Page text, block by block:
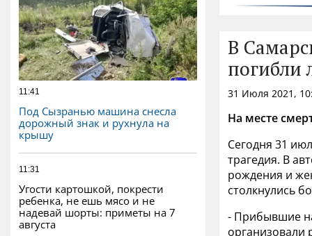
11:41
Под Сызранью машина снесла
дорожный знак и рухнула на
крышу
11:31
Угости картошкой, покрести
ребенка, не ешь мясо и не
надевай шорты: приметы на 7
августа
В
погибли
31 Июля 2021,
На месте
Сегодня 31
трагедия. В
рождения и
столкнулись
- Прибывшие
организовали